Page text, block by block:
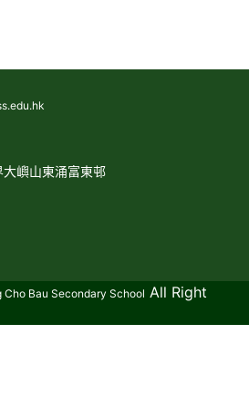
嶼山東涌富東邨
教育傳媒集團 GoodSchool.hk
Cho Bau Secondary School All Right